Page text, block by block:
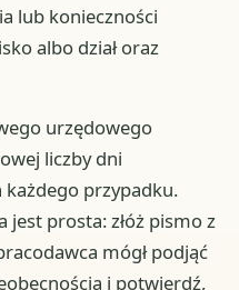
lub konieczności
albo dział oraz
urzędowego
liczby dni
każdego przypadku.
jest prosta: złóż pismo z
mógł podjąć
i potwierdź,